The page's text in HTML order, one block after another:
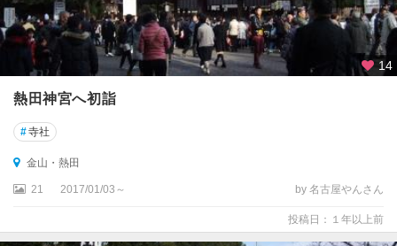
14
熱田神宮へ初詣
#寺社
金山・熱田
21 2017/01/03～ by 名古屋やんさん
投稿日：１年以上前